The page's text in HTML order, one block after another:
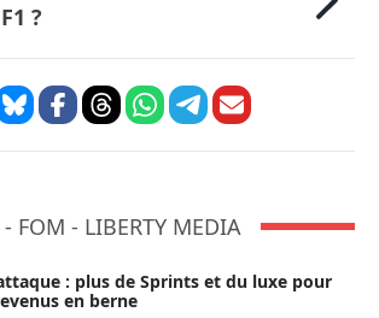
?
- FOM - LIBERTY MEDIA
: plus de Sprints et du luxe pour
en berne